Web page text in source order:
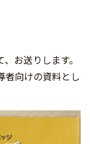
お送りします。
者向けの資料とし